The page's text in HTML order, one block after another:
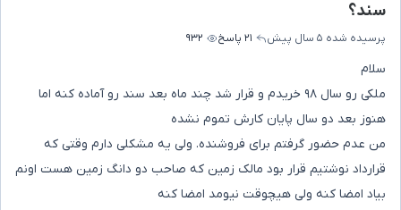
سند؟
پرسیده شده ۵ سال پیش ۲۱ پاسخ ۹۳۲
سلام
ملکی رو سال ۹۸ خریدم و قرار شد چند ماه بعد سند رو آماده کنه اما
هنوز بعد دو سال پایان کارش تموم نشده
من عدم حضور گرفتم برای فروشنده. ولی یه مشکلی دارم وقتی که
قرارداد نوشتیم قرار بود مالک زمین که صاحب دو دانگ زمین هست اونم
بیاد امضا کنه ولی هیچوقت نیومد امضا کنه